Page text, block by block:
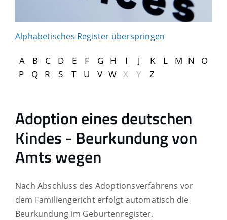
Alphabetisches Register überspringen
A B C D E F G H I J K L M N
O
P
Q R S T U V W X Y Z
Adoption eines deutschen
Kindes - Beurkundung von
Amts wegen
Nach Abschluss des Adoptionsverfahrens vor
dem Familiengericht erfolgt automatisch die
Beurkundung im Geburtenregister.